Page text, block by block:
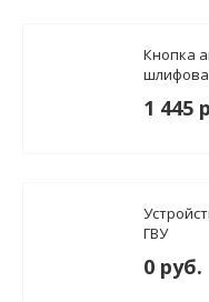
Кнопка
1 445
ГВУ
0 руб.